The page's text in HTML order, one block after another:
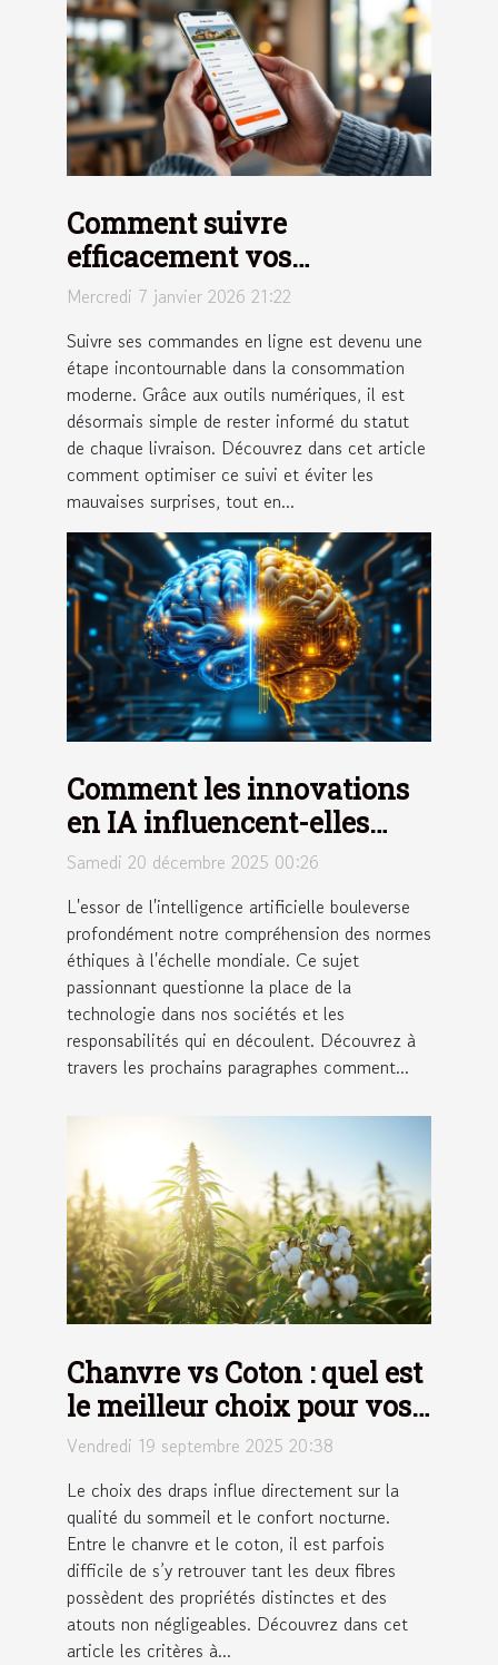
Comment suivre
efficacement vos
commandes en ligne ?
Mercredi 7 janvier 2026 21:22
Suivre ses commandes en ligne est devenu une
étape incontournable dans la consommation
moderne. Grâce aux outils numériques, il est
désormais simple de rester informé du statut
de chaque livraison. Découvrez dans cet article
comment optimiser ce suivi et éviter les
mauvaises surprises, tout en...
Comment les innovations
en IA influencent-elles
l'éthique globale ?
Samedi 20 décembre 2025 00:26
L'essor de l'intelligence artificielle bouleverse
profondément notre compréhension des normes
éthiques à l'échelle mondiale. Ce sujet
passionnant questionne la place de la
technologie dans nos sociétés et les
responsabilités qui en découlent. Découvrez à
travers les prochains paragraphes comment...
Chanvre vs Coton : quel est
le meilleur choix pour vos
draps ?
Vendredi 19 septembre 2025 20:38
Le choix des draps influe directement sur la
qualité du sommeil et le confort nocturne.
Entre le chanvre et le coton, il est parfois
difficile de s’y retrouver tant les deux fibres
possèdent des propriétés distinctes et des
atouts non négligeables. Découvrez dans cet
article les critères à...